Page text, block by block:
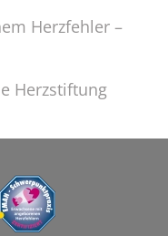
Herzfehler –
Herzstiftung